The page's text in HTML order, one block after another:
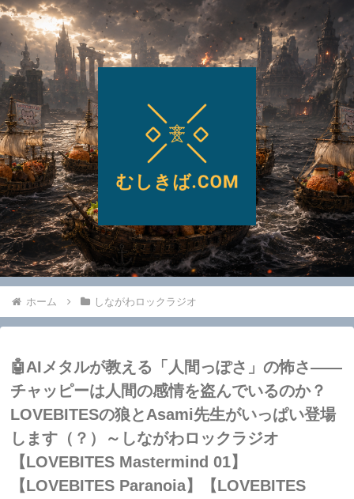
ホーム しながわロックラジオ
🤖AIメタルが教える「人間っぽさ」の怖さ――
チャッピーは人間の感情を盗んでいるのか？
LOVEBITESの狼とAsami先生がいっぱい登場
します（？）～しながわロックラジオ
【LOVEBITES Mastermind 01】
【LOVEBITES Paranoia】【LOVEBITES